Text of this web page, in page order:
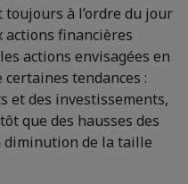
toujours à l’ordre du jour
actions financières
actions envisagées en
tendances :
et des investissements,
que des hausses des
diminution de la taille